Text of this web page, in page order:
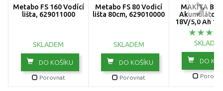
Metabo FS 160 Vodící
lišta, 629011000
SKLADEM
DO KOŠÍKU
Porovnat
Metabo FS 80 Vodicí
lišta 80cm, 629010000
SKLADEM
DO KOŠÍKU
Porovnat
MAKITA
Akumulátor
18V/5,0 Ah
DO